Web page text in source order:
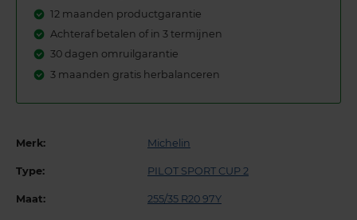
12 maanden productgarantie
Achteraf betalen of in 3 termijnen
30 dagen omruilgarantie
3 maanden gratis herbalanceren
Merk: Michelin
Type: PILOT SPORT CUP 2
Maat: 255/35 R20 97Y